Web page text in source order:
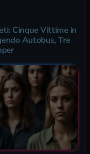
Cinque Vittime in
Autobus, Tre